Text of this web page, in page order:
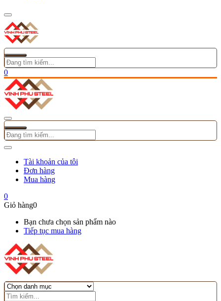
0
Tài khoản của tôi
Đơn hàng
Mua hàng
0
Giỏ hàng0
Bạn chưa chọn sản phẩm nào
Tiếp tục mua hàng